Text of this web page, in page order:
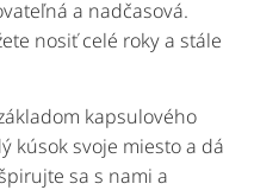
a nadčasová.
nosiťcelé rokya stále
kapsulového
kúsoksvoje miestoa dá
sa s nami a